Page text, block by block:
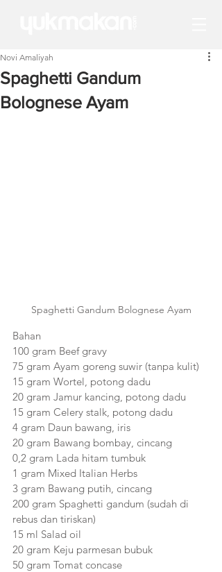
Spaghetti Gandum
Bolognese Ayam
Novi Amaliyah
Spaghetti Gandum Bolognese Ayam
Bahan
100 gram Beef gravy
75 gram Ayam goreng suwir (tanpa kulit)
15 gram Wortel, potong dadu
20 gram Jamur kancing, potong dadu
15 gram Celery stalk, potong dadu
4 gram Daun bawang, iris
20 gram Bawang bombay, cincang
0,2 gram Lada hitam tumbuk
1 gram Mixed Italian Herbs
3 gram Bawang putih, cincang
200 gram Spaghetti gandum (sudah di
rebus dan tiriskan)
15 ml Salad oil
20 gram Keju parmesan bubuk
50 gram Tomat concase